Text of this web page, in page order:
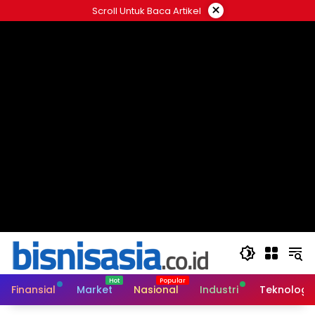
ke
Scroll Untuk Baca Artikel ×
Finansial Market Nasional Industri Teknologi